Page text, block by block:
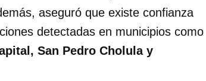
aseguró que existe confianza
detectadas en municipios como
San Pedro Cholula y